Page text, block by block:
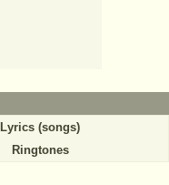
Lyrics (songs)
Ringtones